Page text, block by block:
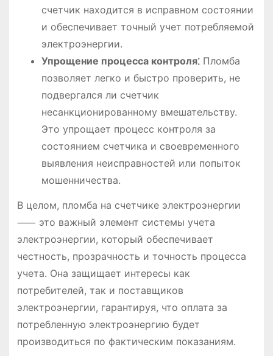
счетчик находится в исправном состоянии
и обеспечивает точный учет потребляемой
электроэнергии.
Упрощение процесса контроля⁚Пломба
позволяет легко и быстро проверить, не
подвергался ли счетчик
несанкционированному вмешательству.
Это упрощает процесс контроля за
состоянием счетчика и своевременного
выявления неисправностей или попыток
мошенничества.
В целом, пломба на счетчике электроэнергии
⸺ это важный элемент системы учета
электроэнергии, который обеспечивает
честность, прозрачность и точность процесса
учета. Она защищает интересы как
потребителей, так и поставщиков
электроэнергии, гарантируя, что оплата за
потребленную электроэнергию будет
производиться по фактическим показаниям.